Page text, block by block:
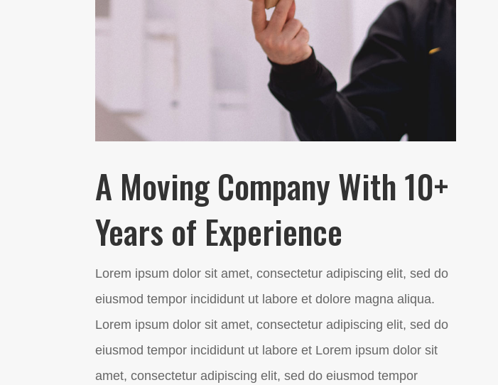
A Moving Company With 10+
Years of Experience
Lorem ipsum dolor sit amet, consectetur adipiscing elit, sed do
eiusmod tempor incididunt ut labore et dolore magna aliqua.
Lorem ipsum dolor sit amet, consectetur adipiscing elit, sed do
eiusmod tempor incididunt ut labore et Lorem ipsum dolor sit
amet, consectetur adipiscing elit, sed do eiusmod tempor